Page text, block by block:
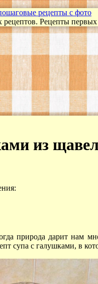
рецепты с фото
Рецепты
из
природа дарит нам
супа с галушками, в